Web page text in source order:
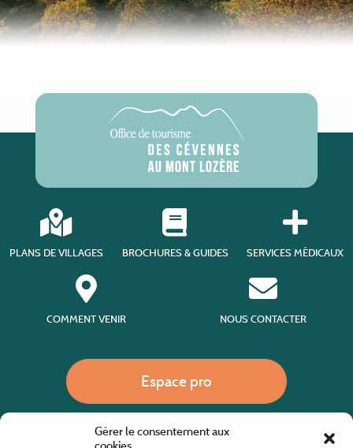
Gérer le consentement aux
PLANS DE VILLAGES BROCHURES & GUIDES SERVICES MÉDICAUX
COMMENT VENIR NOUS CONTACTER
Espace pro